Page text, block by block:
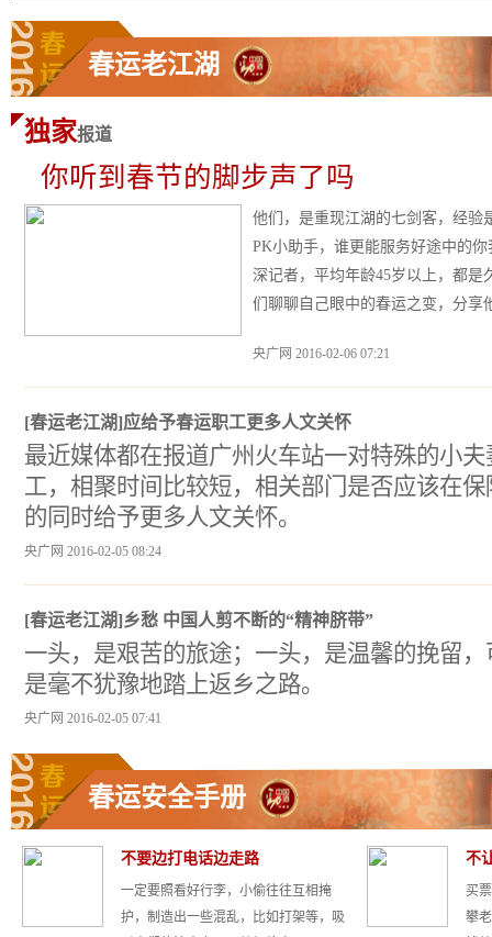
春运老江湖
独家报道
你听到春节的脚步声了吗
他们，是重现江湖的七剑客，经验
PK小助手，谁更能服务好途中的
深记者，平均年龄45岁以上，都是
们聊聊自己眼中的春运之变，分享
央广网 2016-02-06 07:21
[春运老江湖]应给予春运职工更多人文关怀
最近媒体都在报道广州火车站一对特殊的小
工，相聚时间比较短，相关部门是否应该在
的同时给予更多人文关怀。
央广网 2016-02-05 08:24
[春运老江湖]乡愁 中国人剪不断的“精神脐带”
一头，是艰苦的旅途；一头，是温馨的挽留
是毫不犹豫地踏上返乡之路。
央广网 2016-02-05 07:41
春运安全手册
不要边打电话边走路
一定要照看好行李，小偷往往互相掩
护，制造出一些混乱，比如打架等，吸
不
买
攀